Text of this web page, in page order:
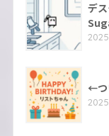
デ
←つ